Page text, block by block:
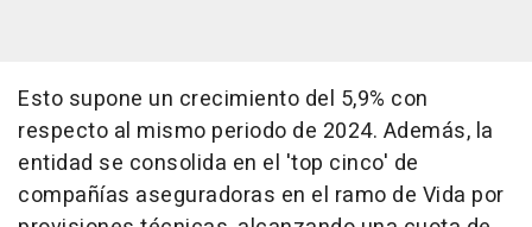
Esto supone un crecimiento del 5,9% con
respecto al mismo periodo de 2024. Además, la
entidad se consolida en el 'top cinco' de
compañías aseguradoras en el ramo de Vida por